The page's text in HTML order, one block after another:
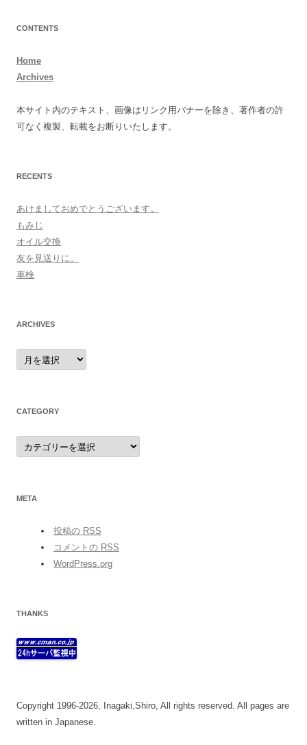
CONTENTS
Home
Archives
本サイト内のテキスト、画像はリンク用バナーを除き、著作者の許
可なく複製、転載をお断りいたします。
RECENTS
あけましておめでとうございます。
もみじ
オイル交換
友を見送りに。
車検
ARCHIVES
archives
CATEGORY
category
META
投稿の RSS
コメントの RSS
WordPress.org
THANKS
Copyright 1996-2026, Inagaki,Shiro, All rights reserved. All pages are
written in Japanese.